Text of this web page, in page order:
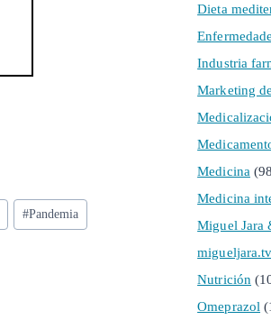
#Pandemia
Dieta
Industria
Marketing
Medicina
Medicina
Miguel Jara
migueljara.tv
Nutrición
Omeprazol